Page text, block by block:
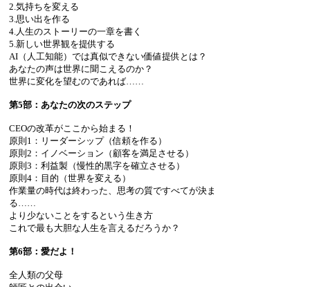
2.気持ちを変える
3.思い出を作る
4.人生のストーリーの一章を書く
5.新しい世界観を提供する
AI（人工知能）では真似できない価値提供とは？
あなたの声は世界に聞こえるのか？
世界に変化を望むのであれば……
第5部：あなたの次のステップ
CEOの改革がここから始まる！
原則1：リーダーシップ（信頼を作る）
原則2：イノベーション（顧客を満足させる）
原則3：利益製（慢性的黒字を確立させる）
原則4：目的（世界を変える）
作業量の時代は終わった、思考の質ですべてが決ま
る……
より少ないことをするという生き方
これで最も大胆な人生を言えるだろうか？
第6部：愛だよ！
全人類の父母